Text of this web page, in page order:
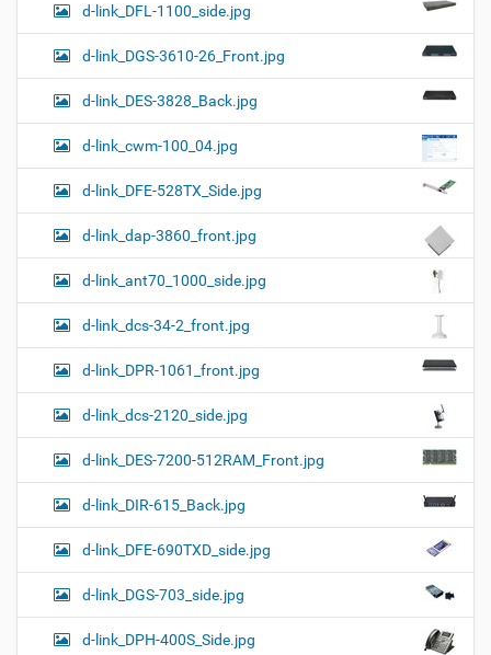
d-link_DFL-1100_side.jpg
d-link_DGS-3610-26_Front.jpg
d-link_DES-3828_Back.jpg
d-link_cwm-100_04.jpg
d-link_DFE-528TX_Side.jpg
d-link_dap-3860_front.jpg
d-link_ant70_1000_side.jpg
d-link_dcs-34-2_front.jpg
d-link_DPR-1061_front.jpg
d-link_dcs-2120_side.jpg
d-link_DES-7200-512RAM_Front.jpg
d-link_DIR-615_Back.jpg
d-link_DFE-690TXD_side.jpg
d-link_DGS-703_side.jpg
d-link_DPH-400S_Side.jpg